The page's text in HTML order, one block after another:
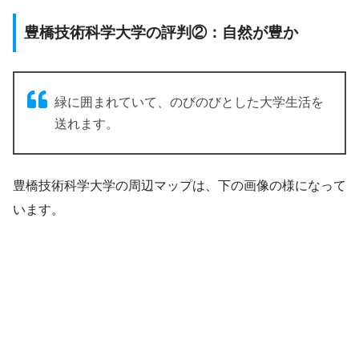
豊橋技術科学大学の評判②：自然が豊か
緑に囲まれていて、のびのびとした大学生活を
送れます。
豊橋技術科学大学の周辺マップは、下の画像の様になって
います。